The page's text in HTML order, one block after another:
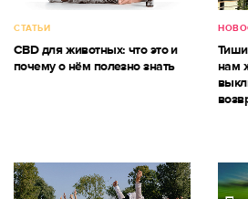
СТАТЬИ
CBD для животных: что это и
почему о нём полезно знать
нам